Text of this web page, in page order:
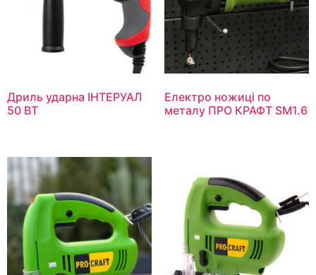
Дриль ударна ІНТЕРУАЛ
50 ВТ
Електро ножиці по
металу ПРО КРАФТ SM1.6